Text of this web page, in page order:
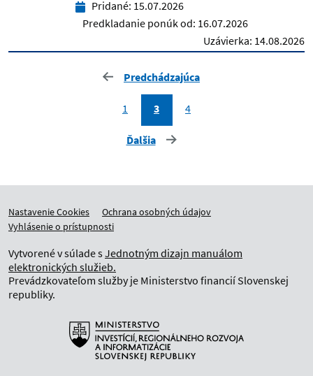
Gymnázium, Bilíkova 24, Bratislava
Gymnázium, Nitra
Gymnázium, Ul. L. Sáru 1
Bratislavy
Hlavný banský úrad
Horská záchranná služba Vysoké Tatry
Hudobné centrum, Bratislava
IA MPSVR SR
INFOSTAT – Inštitút informatiky
Pridané: 15.07.2026
Predkladanie ponúk od: 16.07.2026
Uzávierka: 14.08.2026
Predchádzajúca
1 3 4
Ďalšia
Nastavenie Cookies
Ochrana osobných údajov
Vyhlásenie o prístupnosti
Vytvorené v súlade sJednotným dizajn manuálom
elektronických služieb.
Prevádzkovateľom služby je Ministerstvo financií Slovenskej
republiky.